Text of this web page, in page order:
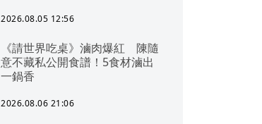
2026.08.05 12:56
《請世界吃桌》滷肉爆紅 陳隨
意不藏私公開食譜！5食材滷出
一鍋香
2026.08.06 21:06